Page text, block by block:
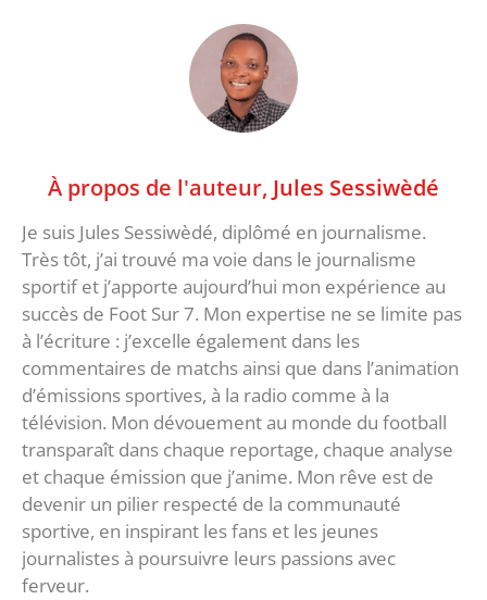
À propos de l'auteur, Jules Sessiwèdé
Je suis Jules Sessiwèdé, diplômé en journalisme.
Très tôt, j’ai trouvé ma voie dans le journalisme
sportif et j’apporte aujourd’hui mon expérience au
succès de Foot Sur 7. Mon expertise ne se limite pas
à l’écriture : j’excelle également dans les
commentaires de matchs ainsi que dans l’animation
d’émissions sportives, à la radio comme à la
télévision. Mon dévouement au monde du football
transparaît dans chaque reportage, chaque analyse
et chaque émission que j’anime. Mon rêve est de
devenir un pilier respecté de la communauté
sportive, en inspirant les fans et les jeunes
journalistes à poursuivre leurs passions avec
ferveur.